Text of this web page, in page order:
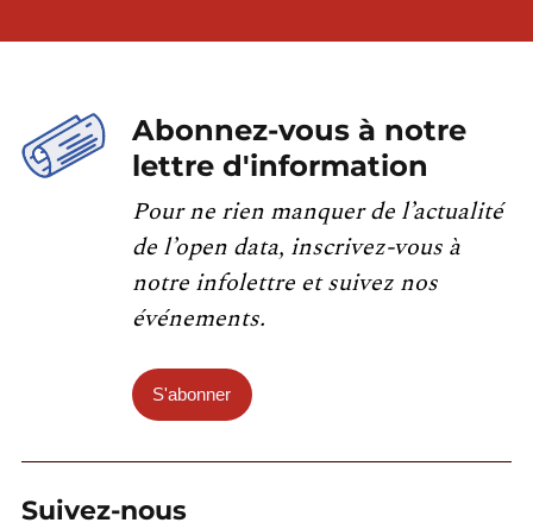
Abonnez-vous à notre
lettre d'information
Pour ne rien manquer de l’actualité
de l’open data, inscrivez-vous à
notre infolettre et suivez nos
événements.
S'abonner
Suivez-nous